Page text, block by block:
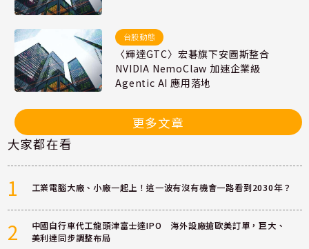
台股動態
〈輝達GTC〉宏碁旗下安圖斯整合
NVIDIA NemoClaw 加速企業級
Agentic AI 應用落地
更多文章
大家都在看
1 工業電腦大廠、小廠一起上！這一波有沒有機會一路看到2030年？
2
中國自行車代工龍頭津富士達IPO 海外設廠搶歐美訂單，巨大、
美利達同步調整布局